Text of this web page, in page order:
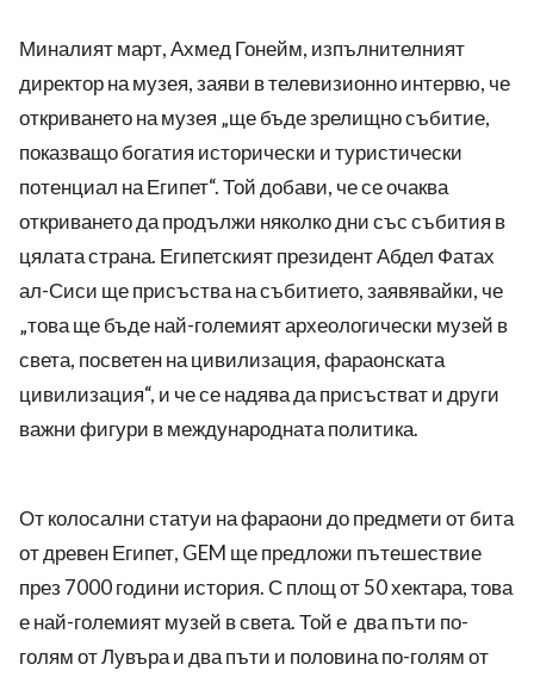
Миналият март, Ахмед Гонейм, изпълнителният
директор на музея, заяви в телевизионно интервю, че
откриването на музея „ще бъде зрелищно събитие,
показващо богатия исторически и туристически
потенциал на Египет“. Той добави, че се очаква
откриването да продължи няколко дни със събития в
цялата страна. Египетският президент Абдел Фатах
ал-Сиси ще присъства на събитието, заявявайки, че
„това ще бъде най-големият археологически музей в
света, посветен на цивилизация, фараонската
цивилизация“, и че се надява да присъстват и други
важни фигури в международната политика.
От колосални статуи на фараони до предмети от бита
от древен Египет, GEM ще предложи пътешествие
през 7000 години история. С площ от 50 хектара, това
е най-големият музей в света. Той е два пъти по-
голям от Лувъра и два пъти и половина по-голям от